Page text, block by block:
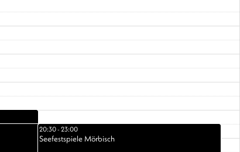
20:30 - 23:00
Seefestspiele Mörbisch